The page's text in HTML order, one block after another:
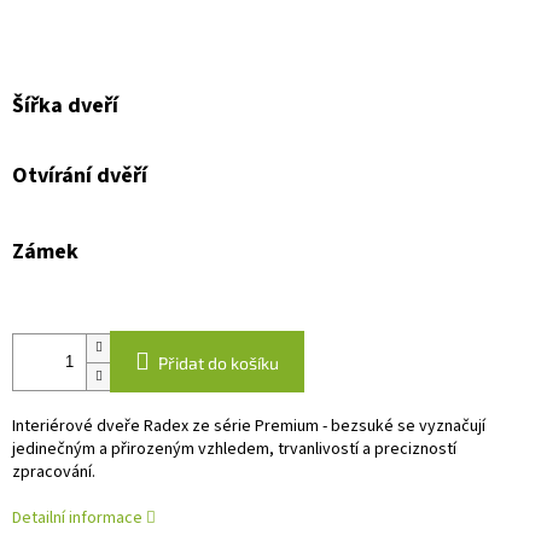
Šířka dveří
Otvírání dvěří
Zámek
Přidat do košíku
Interiérové dveře Radex ze série Premium - bezsuké se vyznačují
jedinečným a přirozeným vzhledem, trvanlivostí a precizností
zpracování.
Detailní informace